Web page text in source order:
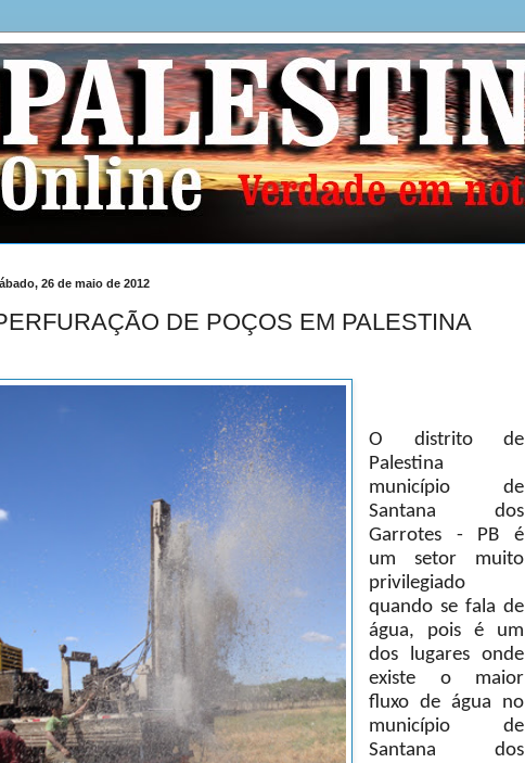
26 de maio de 2012
DE POÇOS EM PALESTINA
O distrito de
Palestina
município de
Santana dos
Garrotes - PB é
um setor muito
privilegiado
quando se fala de
água, pois é um
dos lugares onde
existe o maior
fluxo de água no
município de
Santana dos